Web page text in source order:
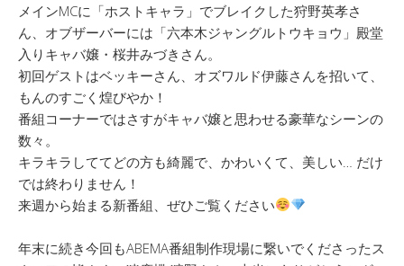
メインMCに「ホストキャラ」でブレイクした狩野英孝さ
ん、オブザーバーには「六本木ジャングルトウキョウ」殿堂
入りキャバ嬢・桜井みづきさん。
初回ゲストはベッキーさん、オズワルド伊藤さんを招いて、
もんのすごく煌びやか！
番組コーナーではさすがキャバ嬢と思わせる豪華なシーンの
数々。
キラキラしててどの方も綺麗で、かわいくて、美しい… だけ
では終わりません！
来週から始まる新番組、ぜひご覧ください
年末に続き今回もABEMA番組制作現場に繋いでくださったス